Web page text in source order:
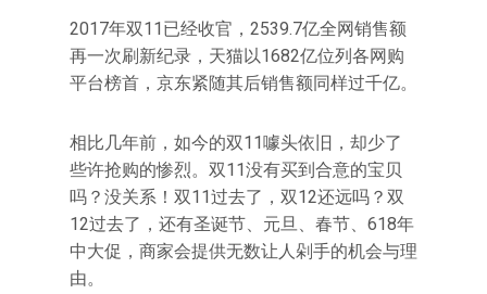
2017年双11已经收官，2539.7亿全网销售额
再一次刷新纪录，天猫以1682亿位列各网购
平台榜首，京东紧随其后销售额同样过千亿。
相比几年前，如今的双11噱头依旧，却少了
些许抢购的惨烈。双11没有买到合意的宝贝
吗？没关系！双11过去了，双12还远吗？双
12过去了，还有圣诞节、元旦、春节、618年
中大促，商家会提供无数让人剁手的机会与理
由。